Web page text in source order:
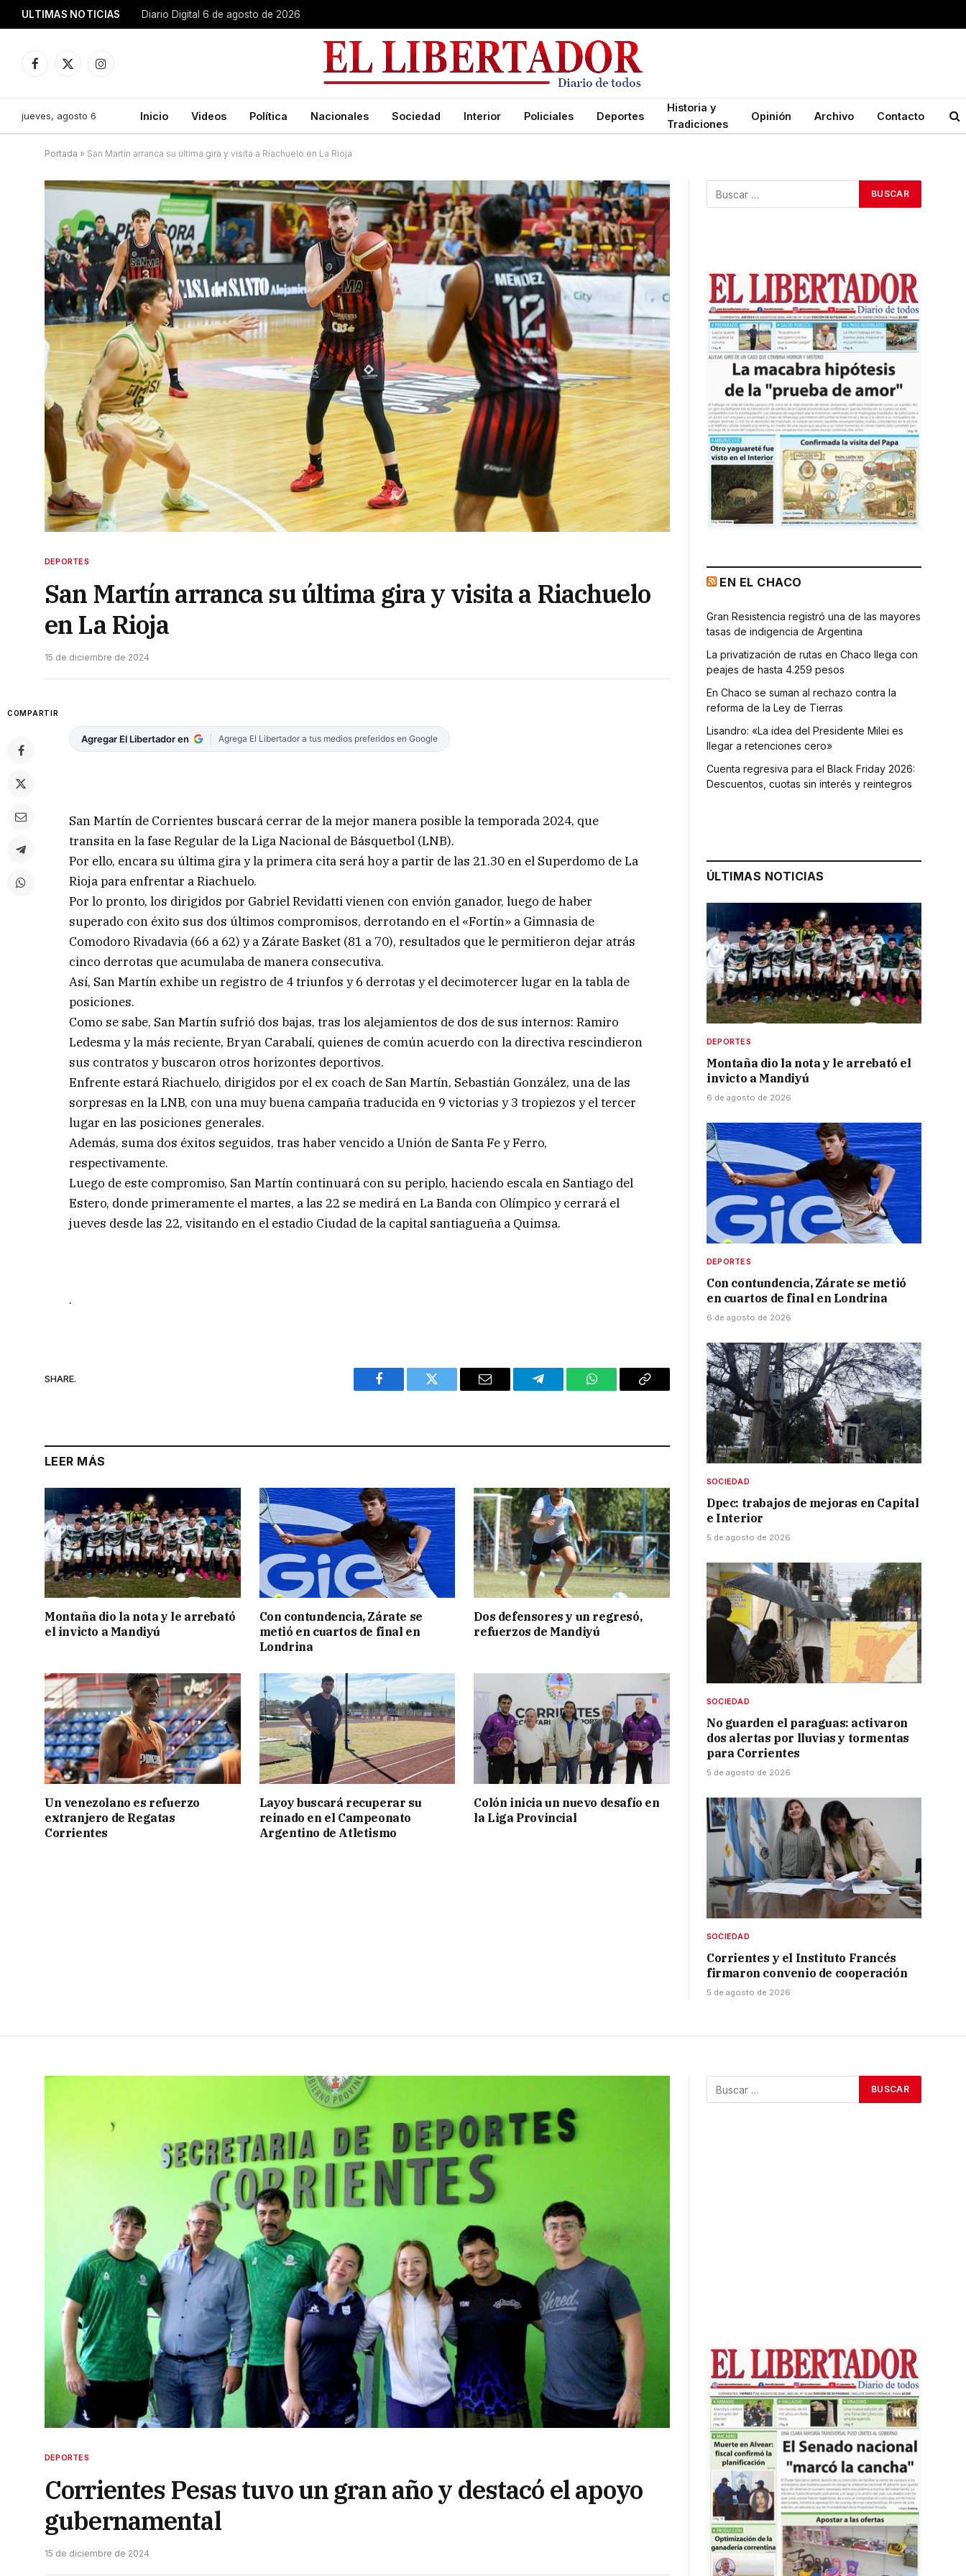
ULTIMAS NOTICIAS Diario Digital 6 de agosto de 2026
Facebook
X
Instagram
jueves, agosto 6 Inicio Videos Política Nacionales Sociedad Interior Policiales Deportes
Historia y
Tradiciones
Opinión Archivo Contacto
Portada » San Martín arranca su última gira y visita a Riachuelo en La Rioja
DEPORTES
San Martín arranca su última gira y visita a Riachuelo
en La Rioja
15 de diciembre de 2024
COMPARTIR
Agregar El Libertador en Agrega El Libertador a tus medios preferidos en Google
San Martín de Corrientes buscará cerrar de la mejor manera posible la temporada 2024, que
transita en la fase Regular de la Liga Nacional de Básquetbol (LNB).
Por ello, encara su última gira y la primera cita será hoy a partir de las 21.30 en el Superdomo de La
Rioja para enfrentar a Riachuelo.
Por lo pronto, los dirigidos por Gabriel Revidatti vienen con envión ganador, luego de haber
superado con éxito sus dos últimos compromisos, derrotando en el «Fortín» a Gimnasia de
Comodoro Rivadavia (66 a 62) y a Zárate Basket (81 a 70), resultados que le permitieron dejar atrás
cinco derrotas que acumulaba de manera consecutiva.
Así, San Martín exhibe un registro de 4 triunfos y 6 derrotas y el decimotercer lugar en la tabla de
posiciones.
Como se sabe, San Martín sufrió dos bajas, tras los alejamientos de dos de sus internos: Ramiro
Ledesma y la más reciente, Bryan Carabalí, quienes de común acuerdo con la directiva rescindieron
sus contratos y buscaron otros horizontes deportivos.
Enfrente estará Riachuelo, dirigidos por el ex coach de San Martín, Sebastián González, una de las
sorpresas en la LNB, con una muy buena campaña traducida en 9 victorias y 3 tropiezos y el tercer
lugar en las posiciones generales.
Además, suma dos éxitos seguidos, tras haber vencido a Unión de Santa Fe y Ferro,
respectivamente.
Luego de este compromiso, San Martín continuará con su periplo, haciendo escala en Santiago del
Estero, donde primeramente el martes, a las 22 se medirá en La Banda con Olímpico y cerrará el
jueves desde las 22, visitando en el estadio Ciudad de la capital santiagueña a Quimsa.
.
SHARE.
Facebook Twitter Email Telegram WhatsAppCopy
LEER MÁS
Montaña dio la nota y le arrebató
el invicto a Mandiyú
Con contundencia, Zárate se
metió en cuartos de final en
Londrina
Dos defensores y un regresó,
refuerzos de Mandiyú
Un venezolano es refuerzo
extranjero de Regatas
Corrientes
Layoy buscará recuperar su
reinado en el Campeonato
Argentino de Atletismo
Colón inicia un nuevo desafío en
la Liga Provincial
EN EL CHACO
Gran Resistencia registró una de las mayores
tasas de indigencia de Argentina
La privatización de rutas en Chaco llega con
peajes de hasta 4.259 pesos
En Chaco se suman al rechazo contra la
reforma de la Ley de Tierras
Lisandro: «La idea del Presidente Milei es
llegar a retenciones cero»
Cuenta regresiva para el Black Friday 2026:
Descuentos, cuotas sin interés y reintegros
ÚLTIMAS NOTICIAS
DEPORTES
Montaña dio la nota y le arrebató el
invicto a Mandiyú
6 de agosto de 2026
DEPORTES
Con contundencia, Zárate se metió
en cuartos de final en Londrina
6 de agosto de 2026
SOCIEDAD
Dpec: trabajos de mejoras en Capital
e Interior
5 de agosto de 2026
SOCIEDAD
No guarden el paraguas: activaron
dos alertas por lluvias y tormentas
para Corrientes
5 de agosto de 2026
SOCIEDAD
Corrientes y el Instituto Francés
firmaron convenio de cooperación
5 de agosto de 2026
DEPORTES
Corrientes Pesas tuvo un gran año y destacó el apoyo
gubernamental
15 de diciembre de 2024